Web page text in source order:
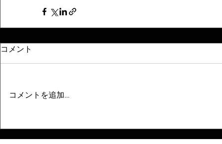
コメント
コメントを追加…